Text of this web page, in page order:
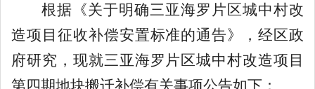
根据《关于明确三亚海罗片区城中村改
造项目征收补偿安置标准的通告》，经区政
府研究，现就三亚海罗 片区城中村改造项目
第四期地块搬迁补偿有关事项公告如下：